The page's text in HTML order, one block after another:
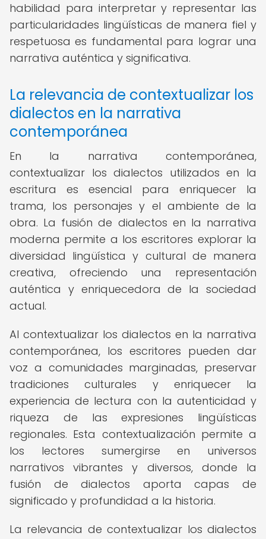
habilidad para interpretar y representar las
particularidades lingüísticas de manera fiel y
respetuosa es fundamental para lograr una
narrativa auténtica y significativa.
La relevancia de contextualizar los
dialectos en la narrativa
contemporánea
En la narrativa contemporánea,
contextualizar los dialectos utilizados en la
escritura es esencial para enriquecer la
trama, los personajes y el ambiente de la
obra. La fusión de dialectos en la narrativa
moderna permite a los escritores explorar la
diversidad lingüística y cultural de manera
creativa, ofreciendo una representación
auténtica y enriquecedora de la sociedad
actual.
Al contextualizar los dialectos en la narrativa
contemporánea, los escritores pueden dar
voz a comunidades marginadas, preservar
tradiciones culturales y enriquecer la
experiencia de lectura con la autenticidad y
riqueza de las expresiones lingüísticas
regionales. Esta contextualización permite a
los lectores sumergirse en universos
narrativos vibrantes y diversos, donde la
fusión de dialectos aporta capas de
significado y profundidad a la historia.
La relevancia de contextualizar los dialectos